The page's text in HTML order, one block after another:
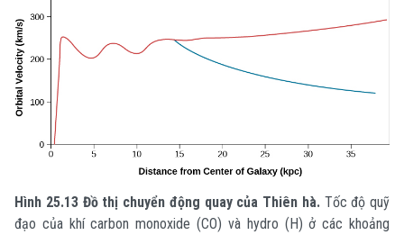
Hình 25.13 Đồ thị chuyển động quay của Thiên hà.Tốc độ quỹ
đạo của khí carbon monoxide (CO) và hydro (H) ở các khoảng